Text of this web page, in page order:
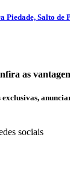
Piedade, Salto
as
sociais